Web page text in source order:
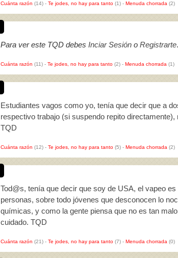
Cuánta razón (14) - Te jodes, no hay para tanto (1) - Menuda chorrada (2)
Para ver este TQD debes Inciar Sesión o Registrarte.
Cuánta razón (11) - Te jodes, no hay para tanto (2) - Menuda chorrada (1)
Estudiantes vagos como yo, tenía que decir que a
respectivo trabajo (si suspendo repito
TQD
Cuánta razón (12) - Te jodes, no hay para tanto (5) - Menuda chorrada (2)
Tod@s, tenía que decir que soy de USA, el vapeo
personas, sobre todo jóvenes que desconocen lo
químicas, y como la gente piensa que no es tan
cuidado. TQD
Cuánta razón (21) - Te jodes, no hay para tanto (7) - Menuda chorrada (0)